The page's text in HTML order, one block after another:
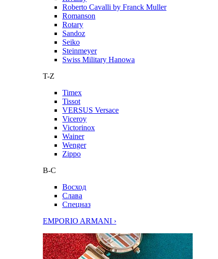
Roberto Cavalli by Franck Muller
Romanson
Rotary
Sandoz
Seiko
Steinmeyer
Swiss Military Hanowa
T-Z
Timex
Tissot
VERSUS Versace
Viceroy
Victorinox
Wainer
Wenger
Zippo
В-С
Восход
Слава
Спецназ
EMPORIO ARMANI ›